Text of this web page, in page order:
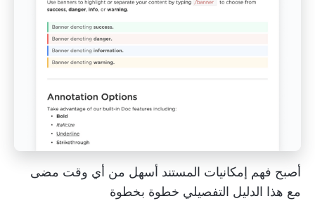
أصبح فهم إمكانيات المستند أسهل من أي وقت مضى
مع هذا الدليل التفصيلي خطوة بخطوة